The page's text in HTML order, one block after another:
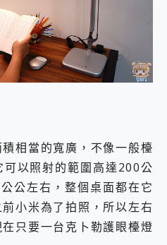
相當的寬廣，不像一般檯
以照射的範圍高達200公
公左右，整個桌面都在它
小米為了拍照，所以左右
只要一台克⼘勒護眼檯燈